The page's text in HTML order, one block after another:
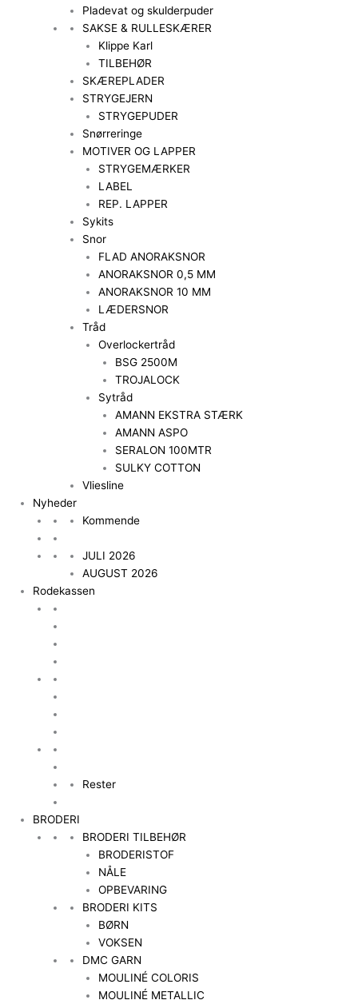
Pladevat og skulderpuder
SAKSE & RULLESKÆRER
Klippe Karl
TILBEHØR
SKÆREPLADER
STRYGEJERN
STRYGEPUDER
Snørreringe
MOTIVER OG LAPPER
STRYGEMÆRKER
LABEL
REP. LAPPER
Sykits
Snor
FLAD ANORAKSNOR
ANORAKSNOR 0,5 MM
ANORAKSNOR 10 MM
LÆDERSNOR
Tråd
Overlockertråd
BSG 2500M
TROJALOCK
Sytråd
AMANN EKSTRA STÆRK
AMANN ASPO
SERALON 100MTR
SULKY COTTON
Vliesline
Nyheder
Kommende
JULI 2026
AUGUST 2026
Rodekassen
Rester
BRODERI
BRODERI TILBEHØR
BRODERISTOF
NÅLE
OPBEVARING
BRODERI KITS
BØRN
VOKSEN
DMC GARN
MOULINÉ COLORIS
MOULINÉ METALLIC